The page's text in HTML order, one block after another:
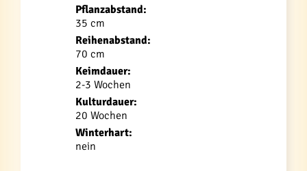
Pflanzabstand:
35 cm
Reihenabstand:
70 cm
Keimdauer:
2-3 Wochen
Kulturdauer:
20 Wochen
Winterhart:
nein